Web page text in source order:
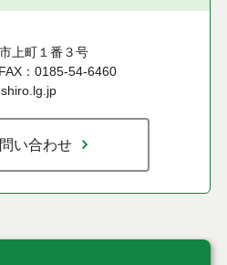
上町１番３号
FAX：0185-54-6460
い合わせ